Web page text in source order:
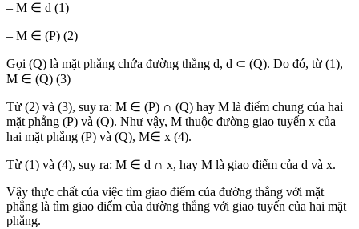
– M ∈ d (1)
– M ∈ (P) (2)
Gọi (Q) là mặt phẳng chứa đường thẳng d, d ⊂ (Q). Do đó, từ (1),
M ∈ (Q) (3)
Từ (2) và (3), suy ra: M ∈ (P) ∩ (Q) hay M là điểm chung của hai
mặt phẳng (P) và (Q). Như vậy, M thuộc đường giao tuyến x của
hai mặt phẳng (P) và (Q), M∈ x (4).
Từ (1) và (4), suy ra: M ∈ d ∩ x, hay M là giao điểm của d và x.
Vậy thực chất của việc tìm giao điểm của đường thẳng với mặt
phẳng là tìm giao điểm của đường thẳng với giao tuyến của hai mặt
phẳng.